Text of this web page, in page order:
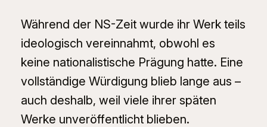
Während der NS-Zeit wurde ihr Werk teils
ideologisch vereinnahmt, obwohl es
keine nationalistische Prägung hatte. Eine
vollständige Würdigung blieb lange aus –
auch deshalb, weil viele ihrer späten
Werke unveröffentlicht blieben.